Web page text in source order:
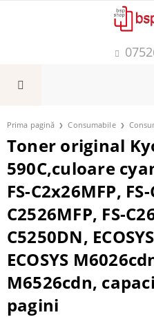
Prima pagină Consumabile
Toner original
590C,culoare
FS-C2x26MFP,
C2526MFP, FS-
C5250DN,
ECOSYS
M6526cdn,
pagini